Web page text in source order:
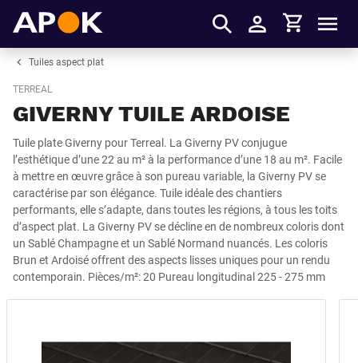
S'identifier
Panier
Tuiles aspect plat
TERREAL
GIVERNY TUILE ARDOISE
Tuile plate Giverny pour Terreal. La Giverny PV conjugue
l’esthétique d’une 22 au m² à la performance d’une 18 au m². Facile
à mettre en œuvre grâce à son pureau variable, la Giverny PV se
caractérise par son élégance. Tuile idéale des chantiers
performants, elle s’adapte, dans toutes les régions, à tous les toits
d’aspect plat. La Giverny PV se décline en de nombreux coloris dont
un Sablé Champagne et un Sablé Normand nuancés. Les coloris
Brun et Ardoisé offrent des aspects lisses uniques pour un rendu
contemporain. Pièces/m²: 20 Pureau longitudinal 225 - 275 mm